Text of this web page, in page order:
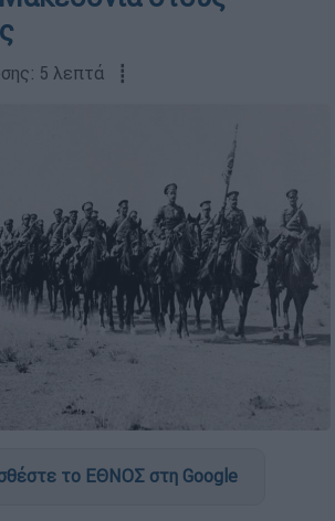
5 λεπτά ┋
το ΕΘΝΟΣ στη Google